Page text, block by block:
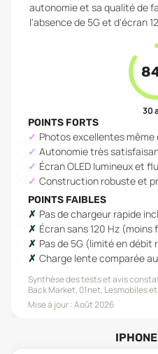
autonomie et sa qualité de
l'absence de 5G et d'écran
30
POINTS FORTS
Photos excellentes même
Autonomie très
Écran OLED lumineux et
Construction robuste et
POINTS FAIBLES
Pas de chargeur rapide
Écran sans 120 Hz
Pas de 5G (limité en débit
Charge lente comparée
Synthèse des tests et avis
Back Market, 01net, Lesmobiles
Mise à jour :Août 2026